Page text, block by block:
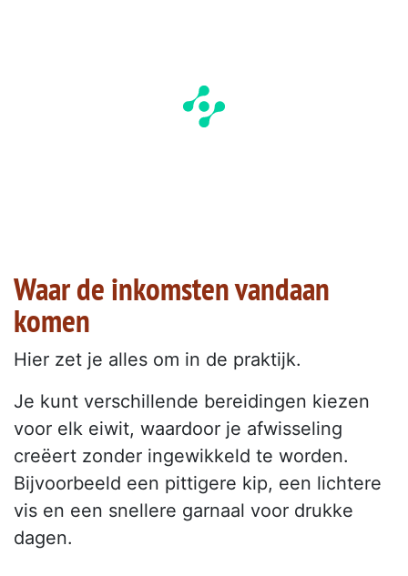
Waar de inkomsten vandaan
komen
Hier zet je alles om in de praktijk.
Je kunt verschillende bereidingen kiezen
voor elk eiwit, waardoor je afwisseling
creëert zonder ingewikkeld te worden.
Bijvoorbeeld een pittigere kip, een lichtere
vis en een snellere garnaal voor drukke
dagen.